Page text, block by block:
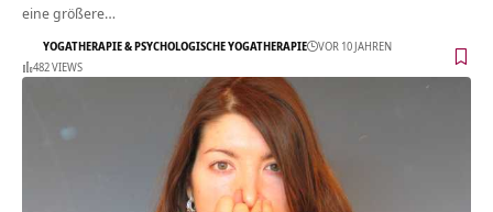
eine größere…
YOGATHERAPIE & PSYCHOLOGISCHE YOGATHERAPIE
VOR 10 JAHREN
482 VIEWS